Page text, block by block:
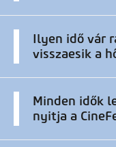
Ilyen idő vár
visszaesik a
Minden idők
nyitja a